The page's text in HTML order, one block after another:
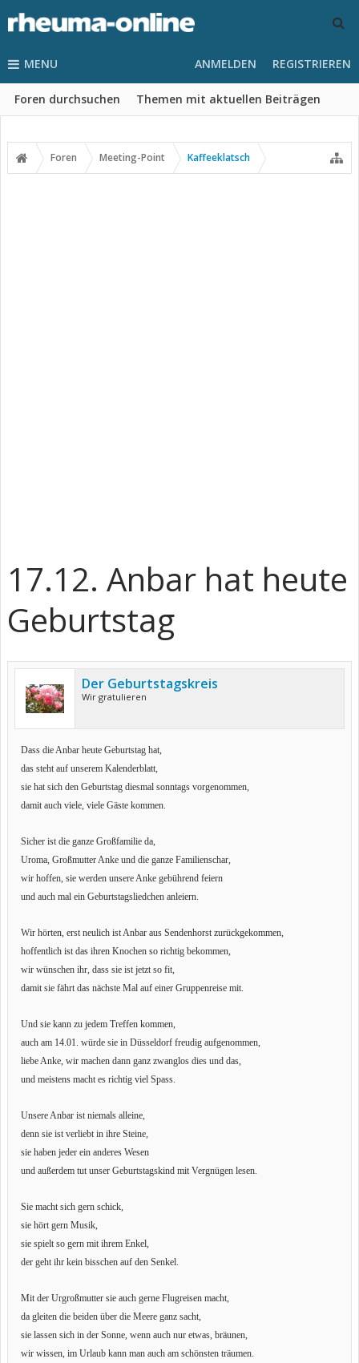
MENU
Foren durchsuchen Themen mit aktuellen Beiträgen
ANMELDEN REGISTRIEREN
Foren Meeting-Point Kaffeeklatsch
17.12. Anbar hat heute
Geburtstag
Der Geburtstagskreis
Wir gratulieren
Dass die Anbar heute Geburtstag hat,
das steht auf unserem Kalenderblatt,
sie hat sich den Geburtstag diesmal sonntags vorgenommen,
damit auch viele, viele Gäste kommen.
Sicher ist die ganze Großfamilie da,
Uroma, Großmutter Anke und die ganze Familienschar,
wir hoffen, sie werden unsere Anke gebührend feiern
und auch mal ein Geburtstagsliedchen anleiern.
Wir hörten, erst neulich ist Anbar aus Sendenhorst zurückgekommen,
hoffentlich ist das ihren Knochen so richtig bekommen,
wir wünschen ihr, dass sie ist jetzt so fit,
damit sie fährt das nächste Mal auf einer Gruppenreise mit.
Und sie kann zu jedem Treffen kommen,
auch am 14.01. würde sie in Düsseldorf freudig aufgenommen,
liebe Anke, wir machen dann ganz zwanglos dies und das,
und meistens macht es richtig viel Spass.
Unsere Anbar ist niemals alleine,
denn sie ist verliebt in ihre Steine,
sie haben jeder ein anderes Wesen
und außerdem tut unser Geburtstagskind mit Vergnügen lesen.
Sie macht sich gern schick,
sie hört gern Musik,
sie spielt so gern mit ihrem Enkel,
der geht ihr kein bisschen auf den Senkel.
Mit der Urgroßmutter sie auch gerne Flugreisen macht,
da gleiten die beiden über die Meere ganz sacht,
sie lassen sich in der Sonne, wenn auch nur etwas, bräunen,
wir wissen, im Urlaub kann man auch am schönsten träumen.